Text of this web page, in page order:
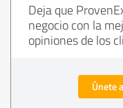
Deja que
negocio con la
opiniones de los
Únete